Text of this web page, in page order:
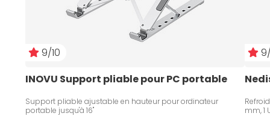
9/10
INOVU Support pliable pour PC portable
Support pliable ajustable en hauteur pour ordinateur
portable jusqu'à 16"
mm, 1